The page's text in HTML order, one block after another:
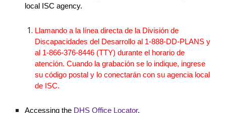
local ISC agency.
Llamando a la línea directa de la División de
Discapacidades del Desarrollo al 1-888-DD-PLANS y
al 1-866-376-8446 (TTY) durante el horario de
atención. Cuando la grabación se lo indique, ingrese
su código postal y lo conectarán con su agencia local
de ISC.
Accessing the DHS Office Locator.